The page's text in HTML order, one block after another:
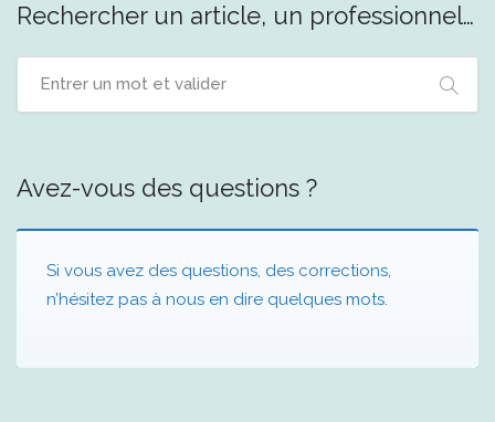
Rechercher un article, un professionnel…
Avez-vous des questions ?
Si vous avez des questions, des corrections,
n’hésitez pas à nous en dire quelques mots.